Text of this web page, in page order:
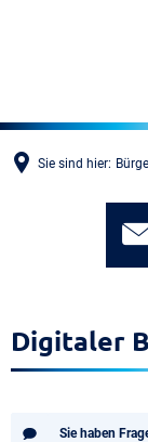
Sie sind hier:
Digitaler
Sie haben